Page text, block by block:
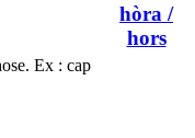
Ex : cap
hòra /
hors